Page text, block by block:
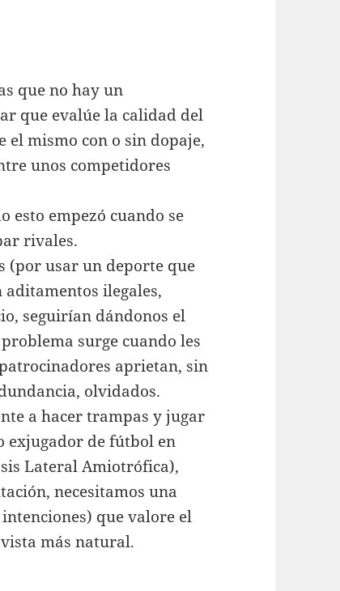
que no hay un
que evalúe la calidad del
el mismo con o sin dopaje,
unos competidores
esto empezó cuando se
rivales.
(por usar un deporte que
aditamentos ilegales,
seguirían dándonos el
surge cuando les
aprietan, sin
olvidados.
a hacer trampas y jugar
exjugador de fútbol en
Lateral Amiotrófica),
necesitamos una
que valore el
más natural.